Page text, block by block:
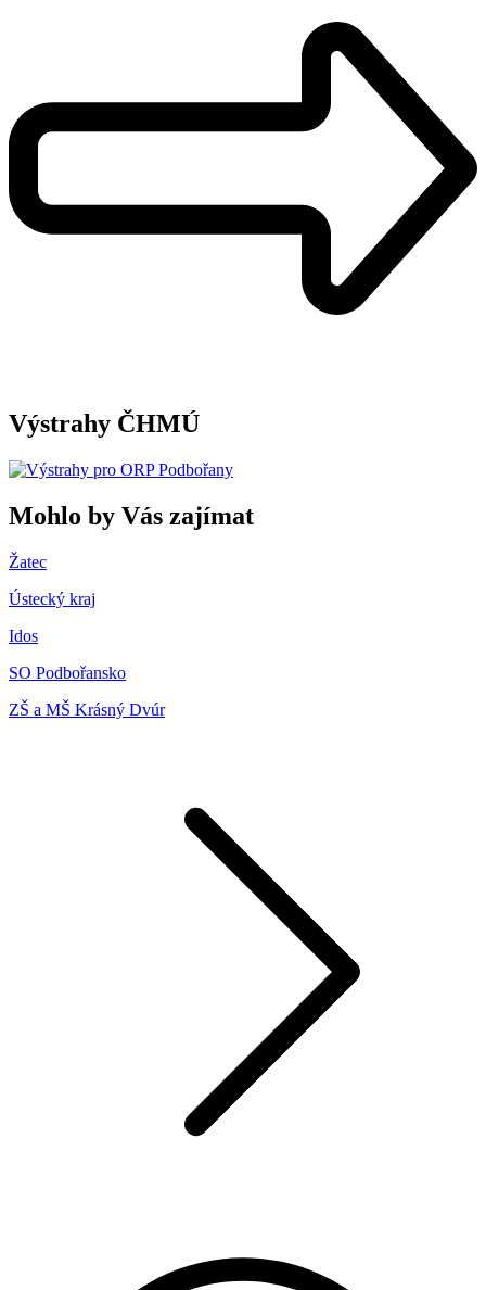
Výstrahy ČHMÚ
Mohlo by Vás zajímat
Žatec
Ústecký kraj
Idos
SO Podbořansko
ZŠ a MŠ Krásný Dvúr